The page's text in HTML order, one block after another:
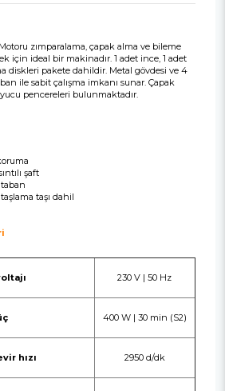
zımparalama, çapak alma ve bileme
için ideal bir makinadır. 1 adet ince, 1 adet
diskleri pakete dahildir. Metal gövdesi ve 4
ile sabit çalışma imkanı sunar. Çapak
pencereleri bulunmaktadır.
şaft
taşı dahil
230 V | 50 Hz
400 W | 30 min (S2)
hızı 2950 d/dk